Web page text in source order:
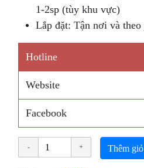
1-2sp (tùy khu vực)
Lắp đặt: Tận nơi và theo
Hotline
Website
Facebook
Thêm